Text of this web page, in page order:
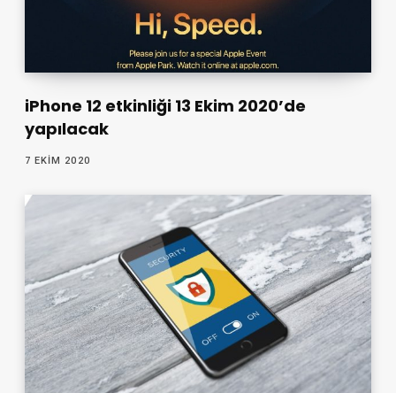
iPhone 12 etkinliği 13 Ekim 2020’de
yapılacak
7 EKIM 2020